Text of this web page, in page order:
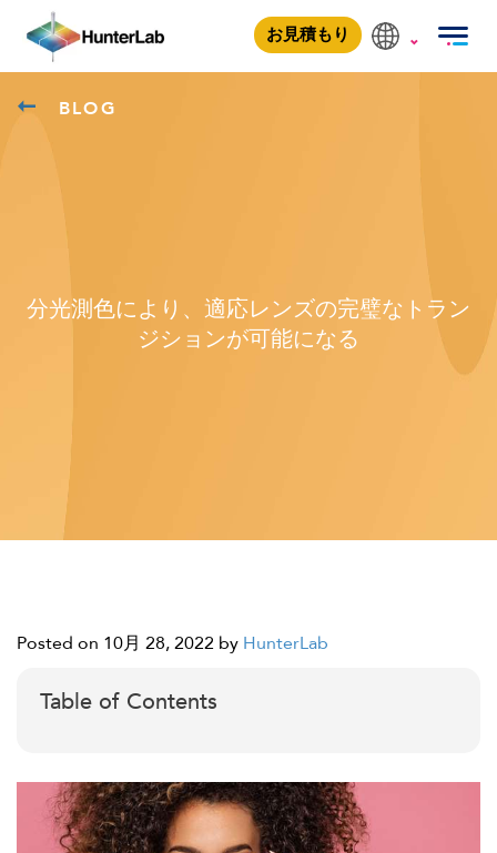
お見積もり
BLOG
分光測色により、適応レンズの完璧なトラン
ジションが可能になる
Posted on 10月 28, 2022 by HunterLab
Table of Contents